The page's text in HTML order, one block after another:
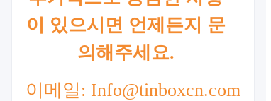
이 있으시면 언제든지 문
의해주세요.
이메일: Info@tinboxcn.com